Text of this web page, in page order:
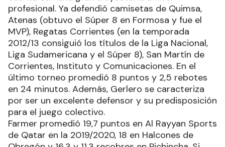
profesional. Ya defendió camisetas de Quimsa,
Atenas (obtuvo el Súper 8 en Formosa y fue el
MVP), Regatas Corrientes (en la temporada
2012/13 consiguió los títulos de la Liga Nacional,
Liga Sudamericana y el Súper 8), San Martín de
Corrientes, Instituto y Comunicaciones. En el
último torneo promedió 8 puntos y 2,5 rebotes
en 24 minutos. Además, Gerlero se caracteriza
por ser un excelente defensor y su predisposición
para el juego colectivo.
Farmer promedió 19,7 puntos en Al Rayyan Sports
de Qatar en la 2019/2020, 18 en Halcones de